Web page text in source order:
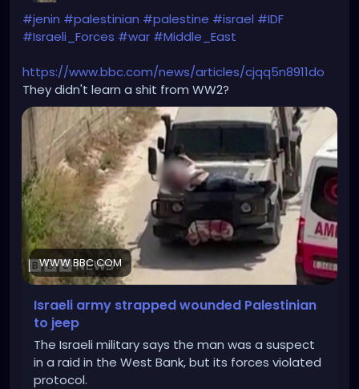
#jenin #palestinian #palestine #israel #IDF
#Israeli_Forces #war #Middle_East
https://www.bbc.com/news/articles/cjqq5n8911do
They didn't learn a shit from WW2?
WWW.BBC.COM
Israeli army strapped wounded Palestinian
to jeep
The Israeli military says the man was a suspect
in a raid in the West Bank, but its forces violated
protocol.